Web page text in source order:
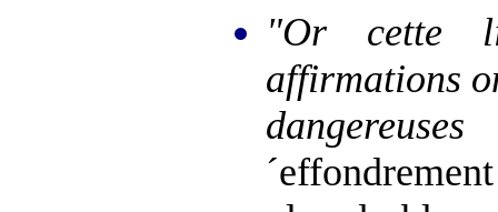
"Or cette
affirmations